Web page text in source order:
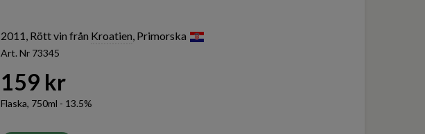
2011, Rött vin från Kroatien, Primorska
Art. Nr 73345
159 kr
Flaska, 750ml - 13.5%